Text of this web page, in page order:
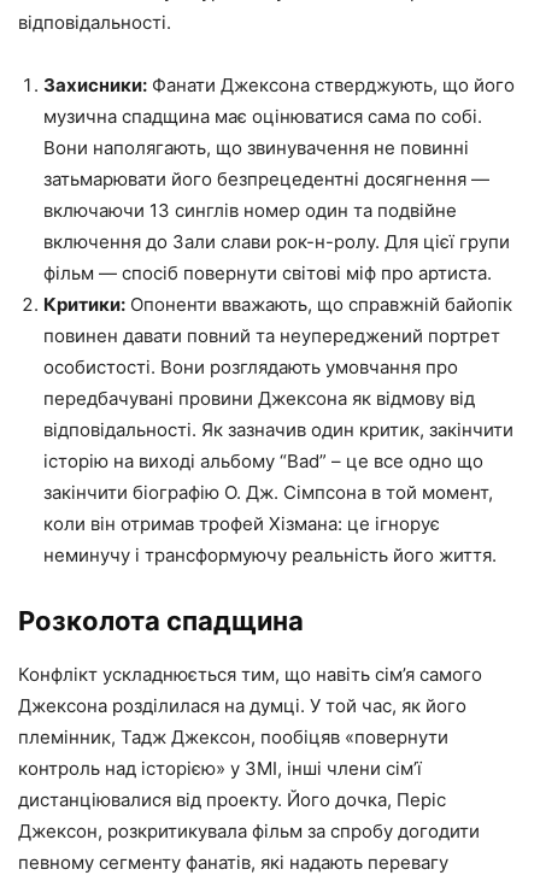
відповідальності.
Захисники: Фанати Джексона стверджують, що його
музична спадщина має оцінюватися сама по собі.
Вони наполягають, що звинувачення не повинні
затьмарювати його безпрецедентні досягнення —
включаючи 13 синглів номер один та подвійне
включення до Зали слави рок-н-ролу. Для цієї групи
фільм — спосіб повернути світові міф про артиста.
Критики: Опоненти вважають, що справжній байопік
повинен давати повний та неупереджений портрет
особистості. Вони розглядають умовчання про
передбачувані провини Джексона як відмову від
відповідальності. Як зазначив один критик, закінчити
історію на виході альбому “Bad” – це все одно що
закінчити біографію О. Дж. Сімпсона в той момент,
коли він отримав трофей Хізмана: це ігнорує
неминучу і трансформуючу реальність його життя.
Розколота спадщина
Конфлікт ускладнюється тим, що навіть сім’я самого
Джексона розділилася на думці. У той час, як його
племінник, Тадж Джексон, пообіцяв «повернути
контроль над історією» у ЗМІ, інші члени сім’ї
дистанціювалися від проекту. Його дочка, Періс
Джексон, розкритикувала фільм за спробу догодити
певному сегменту фанатів, які надають перевагу